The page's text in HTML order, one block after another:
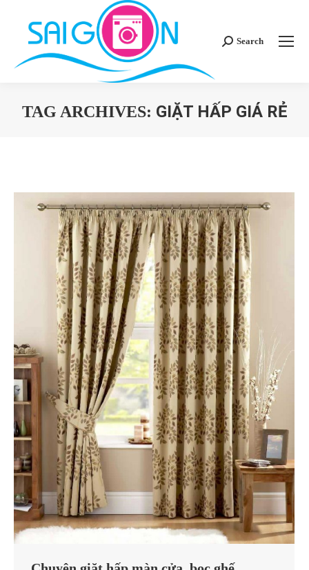
Search:
Search
TAG ARCHIVES: GIẶT HẤP GIÁ RẺ